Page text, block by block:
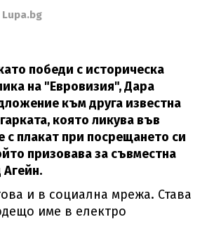
Lupa.bg
победи с историческа
на "Евровизия", Дара
към друга известна
която ликува във
с плакат при посрещането си
призовава за съвместна
и в социална мрежа. Става
име в електро